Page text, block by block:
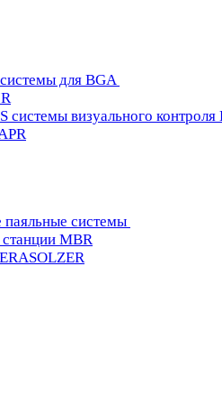
для BGA
системы визуального контроля
паяльные системы
MBR